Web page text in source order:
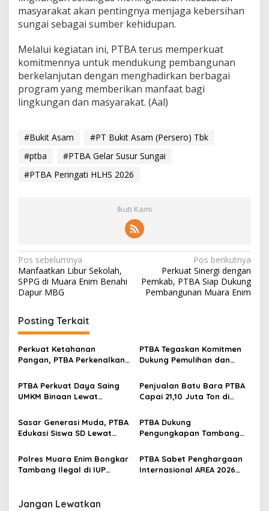
masyarakat akan pentingnya menjaga kebersihan
sungai sebagai sumber kehidupan.
Melalui kegiatan ini, PTBA terus memperkuat
komitmennya untuk mendukung pembangunan
berkelanjutan dengan menghadirkan berbagai
program yang memberikan manfaat bagi
lingkungan dan masyarakat. (Aal)
#Bukit Asam
#PT Bukit Asam (Persero) Tbk
#ptba
#PTBA Gelar Susur Sungai
#PTBA Peringati HLHS 2026
Ikuti Kami
N
a
v
i
g
a
s
i
p
s
Pos sebelumnya
Manfaatkan Libur Sekolah,
SPPG di Muara Enim Benahi
Dapur MBG
Pos berikutnya
Perkuat Sinergi dengan
Pemkab, PTBA Siap Dukung
Pembangunan Muara Enim
Posting Terkait
Perkuat Ketahanan
Pangan, PTBA Perkenalkan
Inagritech 2026
PTBA Tegaskan Komitmen
Dukung Pemulihan dan
Sungai
PTBA Perkuat Daya Saing
UMKM Binaan Lewat
Festival 2026
Penjualan Batu Bara PTBA
Capai 21,10 Juta Ton di
Sasar Generasi Muda, PTBA
Edukasi Siswa SD Lewat
PTBA Dukung
Pengungkapan Tambang
IUP Perseroan
Polres Muara Enim Bongkar
Tambang Ilegal di IUP
PTBA Sabet Penghargaan
Internasional AREA 2026
Jangan Lewatkan